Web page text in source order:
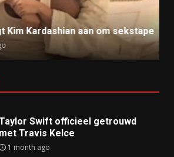
Kardashian aan om sekstape
Swift officieel getrouwd
met Travis Kelce
1 month ago